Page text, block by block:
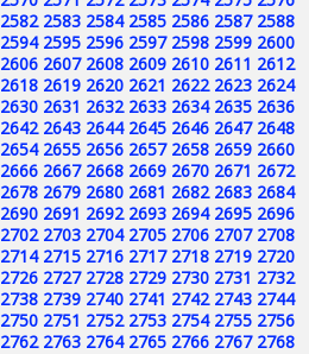
2582 2583 2584 2585 2586 2587 2588
2594 2595 2596 2597 2598 2599 2600
2606 2607 2608 2609 2610 2611 2612
2618 2619 2620 2621 2622 2623 2624
2630 2631 2632 2633 2634 2635 2636
2642 2643 2644 2645 2646 2647 2648
2654 2655 2656 2657 2658 2659 2660
2666 2667 2668 2669 2670 2671 2672
2678 2679 2680 2681 2682 2683 2684
2690 2691 2692 2693 2694 2695 2696
2702 2703 2704 2705 2706 2707 2708
2714 2715 2716 2717 2718 2719 2720
2726 2727 2728 2729 2730 2731 2732
2738 2739 2740 2741 2742 2743 2744
2750 2751 2752 2753 2754 2755 2756
2762 2763 2764 2765 2766 2767 2768